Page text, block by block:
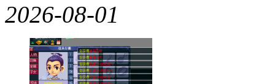
2026-08-01